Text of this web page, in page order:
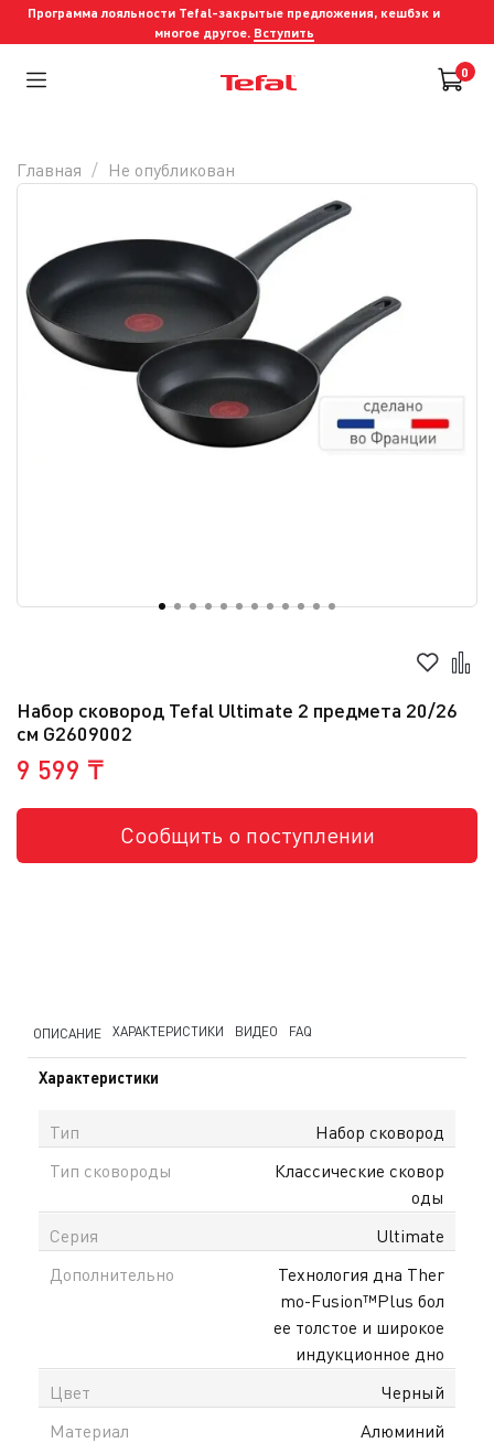
Программа лояльности Tefal-закрытые предложения, кешбэк и
многое другое. Вступить
0
Набор сковород Tefal Ultimate 2 предмета 20/26
см G2609002
9 599 ₸
Сообщить о поступлении
Главная Не опубликован
ОПИСАНИЕ ХАРАКТЕРИСТИКИ ВИДЕО FAQ
Характеристики
Тип
Набор сковород
Тип сковороды
Классические сковор
оды
Серия
Ultimate
Дополнительно
Технология дна Ther
mo-Fusion™Plus бол
ее толстое и широкое
индукционное дно
Цвет
Черный
Материал
Алюминий